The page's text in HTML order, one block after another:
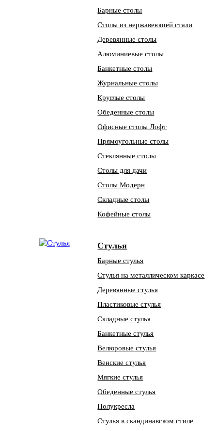
Барные столы
Столы из нержавеющей стали
Деревянные столы
Алюминиевые столы
Банкетные столы
Журнальные столы
Круглые столы
Обеденные столы
Офисные столы Лофт
Прямоугольные столы
Стеклянные столы
Столы для дачи
Столы Модерн
Складные столы
Кофейные столы
Стулья
Барные стулья
Стулья на металлическом каркасе
Деревянные стулья
Пластиковые стулья
Складные стулья
Банкетные стулья
Велюровые стулья
Венские стулья
Мягкие стулья
Обеденные стулья
Полукресла
Стулья в скандинавском стиле